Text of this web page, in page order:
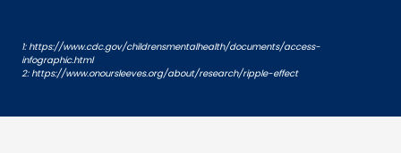
1: https://www.cdc.gov/childrensmentalhealth/documents/access-
infographic.html
2: https://www.onoursleeves.org/about/research/ripple-effect